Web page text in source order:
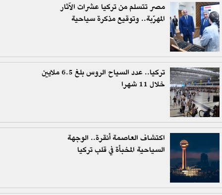
مصر تتسلم من تركيا عشرات الآثار
المهرّبة.. وتوقيع مذكرة سياحية
تركيا.. عدد السياح الروس بلغ 6.5 ملايين
خلال 11 شهرا
اكتشاف العاصمة أنقرة.. الوجهة
السياحية المخبأة في قلب تركيا